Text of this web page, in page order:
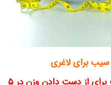
سیب برای لاغری
و کاهش وزن سیب برای از دست دادن وزن در 5